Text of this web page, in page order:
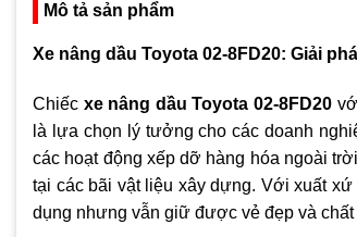
Mô tả sản phẩm
Xe nâng dầu Toyota 02-8FD20: Giải
Chiếc xe nâng dầu Toyota 02-8FD20
là lựa chọn lý tưởng cho các doanh
các hoạt động xếp dỡ hàng hóa ngoài
tại các bãi vật liệu xây dựng. Với xuất
dụng nhưng vẫn giữ được vẻ đẹp và